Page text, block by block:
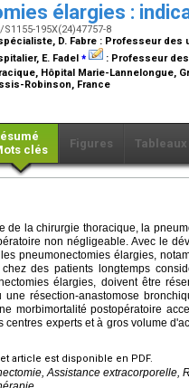
élargies :
195X(24)47757-8
, D. Fabre : Professeur des
, E. Fadel ⁎ : Professeur
Hôpital Marie-Lannelongue,
Robinson, France
clés
Figures Tableaux
de la chirurgie thoracique, la
non négligeable. Avec le
pneumonectomies élargies,
des patients longtemps
élargies, doivent être
une résection-anastomose
morbimortalité postopératoire
centres experts et à gros volume
article est disponible en PDF.
Assistance extracorporelle,